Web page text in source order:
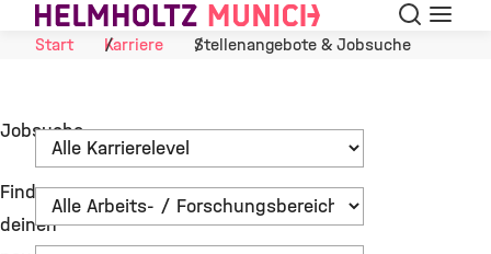
Skip to Content Suche
Start
Karriere Stellenangebote & Jobsuche
Jobsuche
Finde
deinen